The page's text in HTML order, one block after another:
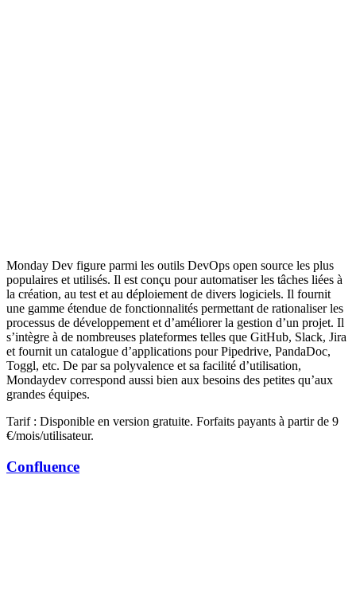
Monday Dev figure parmi les outils DevOps open source les plus
populaires et utilisés. Il est conçu pour automatiser les tâches liées à
la création, au test et au déploiement de divers logiciels. Il fournit
une gamme étendue de fonctionnalités permettant de rationaliser les
processus de développement et d’améliorer la gestion d’un projet. Il
s’intègre à de nombreuses plateformes telles que GitHub, Slack, Jira
et fournit un catalogue d’applications pour Pipedrive, PandaDoc,
Toggl, etc. De par sa polyvalence et sa facilité d’utilisation,
Mondaydev correspond aussi bien aux besoins des petites qu’aux
grandes équipes.
Tarif : Disponible en version gratuite. Forfaits payants à partir de 9
€/mois/utilisateur.
Confluence